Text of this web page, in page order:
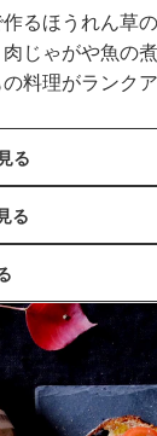
るほうれん草
じゃがや魚の
料理がランク
る
る